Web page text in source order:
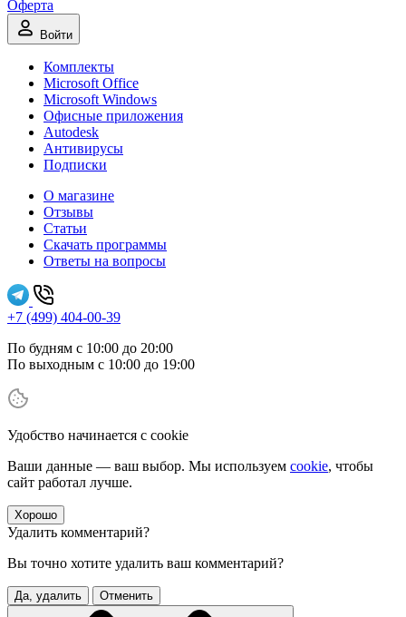
Оферта
Войти
Комплекты
Microsoft Office
Microsoft Windows
Офисные приложения
Autodesk
Антивирусы
Подписки
О магазине
Отзывы
Статьи
Скачать программы
Ответы на вопросы
+7 (499) 404-00-39
По будням с 10:00 до 20:00
По выходным с 10:00 до 19:00
Удобство начинается с cookie
Ваши данные — ваш выбор. Мы используем cookie, чтобы
сайт работал лучше.
Хорошо
Удалить комментарий?
Вы точно хотите удалить ваш комментарий?
Да, удалить Отменить